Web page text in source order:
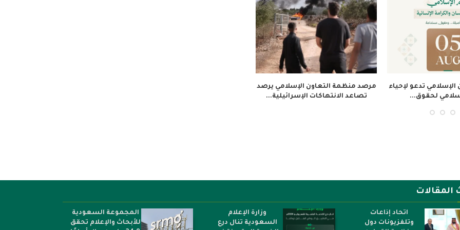
تدين تصاعد
في...
منظمة التعاون الإسلامي تعزي
الجزائر في ضحايا حادث...
كومستيك” تطلق المرحلة الثانية من
المقالات
اتحاد إذاعات
وتلفزيونات دول
وزارة الإعلام
السعودية تنال درع
المجموعة السعودية
للأبحاث والإعلام تحقق